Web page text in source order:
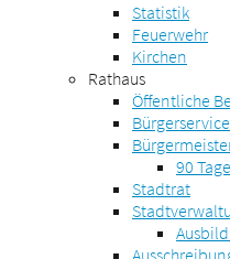
Statistik
Feuerwehr
Kirchen
Rathaus
Öffentliche
Bürgerservice
90
Stadtrat